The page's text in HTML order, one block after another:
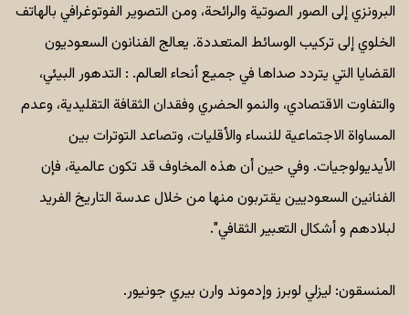
البرونزي إلى الصور الصوتية والرائحة، ومن التصوير الفوتوغرافي بالهاتف
الخلوي إلى تركيب الوسائط المتعددة. يعالج الفنانون السعوديون
القضايا التي يتردد صداها في جميع أنحاء العالم. : التدهور البيئي،
والتفاوت الاقتصادي، والنمو الحضري وفقدان الثقافة التقليدية، وعدم
المساواة الاجتماعية للنساء والأقليات، وتصاعد التوترات بين
الأيديولوجيات. وفي حين أن هذه المخاوف قد تكون عالمية، فإن
الفنانين السعوديين يقتربون منها من خلال عدسة التاريخ الفريد
لبلادهم و أشكال التعبير الثقافي".
المنسقون: ليزلي لوبرز وإدموند وارن بيري جونيور.